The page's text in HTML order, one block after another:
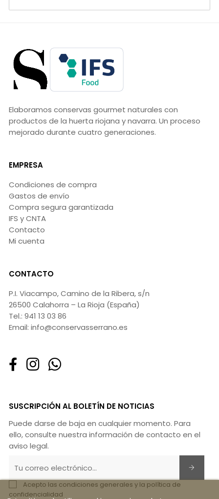
Elaboramos conservas gourmet naturales con
productos de la huerta riojana y navarra. Un proceso
mejorado durante cuatro generaciones.
EMPRESA
Condiciones de compra
Gastos de envío
Compra segura garantizada
IFS y CNTA
Contacto
Mi cuenta
CONTACTO
P.I. Viacampo, Camino de la Ribera, s/n
26500 Calahorra – La Rioja (España)
Tel.: 941 13 03 86
Email: info@conservasserrano.es
SUSCRIPCIÓN AL BOLETÍN DE NOTICIAS
Puede darse de baja en cualquier momento. Para
ello, consulte nuestra información de contacto en el
aviso legal.
Acepto las condiciones generales y la política de
confidencialidad